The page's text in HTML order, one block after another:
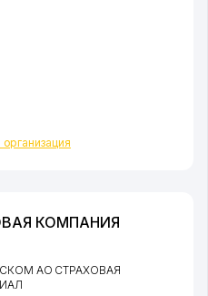
КОМПАНИЯ
АО СТРАХОВАЯ